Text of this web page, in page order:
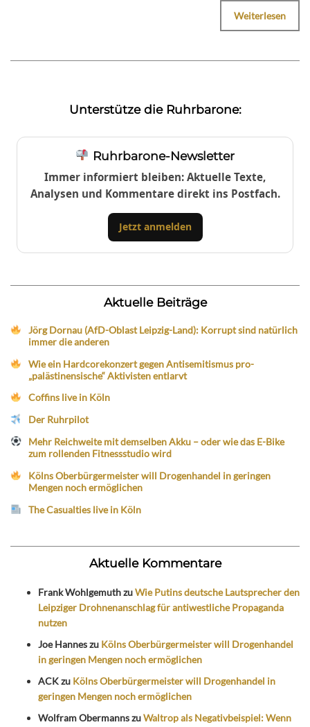
Weiterlesen
Unterstütze die Ruhrbarone:
Ruhrbarone-Newsletter
Immer informiert bleiben: Aktuelle Texte,
Analysen und Kommentare direkt ins Postfach.
Jetzt anmelden
Aktuelle Beiträge
Jörg Dornau (AfD-Oblast Leipzig-Land): Korrupt sind natürlich
immer die anderen
Wie ein Hardcorekonzert gegen Antisemitismus pro-
„palästinensische“ Aktivisten entlarvt
Coffins live in Köln
Der Ruhrpilot
Mehr Reichweite mit demselben Akku – oder wie das E-Bike
zum rollenden Fitnessstudio wird
Kölns Oberbürgermeister will Drogenhandel in geringen
Mengen noch ermöglichen
The Casualties live in Köln
Aktuelle Kommentare
Frank WohlgemuthzuWie Putins deutsche Lautsprecher den
Leipziger Drohnenanschlag für antiwestliche Propaganda
nutzen
Joe Hanneszu Kölns Oberbürgermeister will Drogenhandel
in geringen Mengen noch ermöglichen
ACKzu Kölns Oberbürgermeister will Drogenhandel in
geringen Mengen noch ermöglichen
Wolfram ObermannszuWaltrop als Negativbeispiel: Wenn